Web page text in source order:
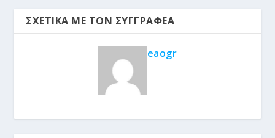
ΣΧΕΤΙΚΆ ΜΕ ΤΟΝ ΣΥΓΓΡΑΦΈΑ
eaogr